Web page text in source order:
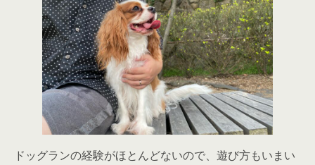
ドッグランの経験がほとんどないので、遊び方もいまい